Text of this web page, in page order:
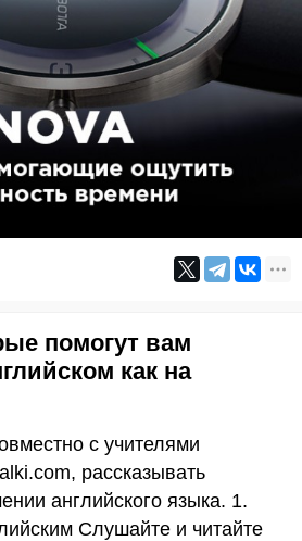
помогут вам
как на
с учителями
рассказывать
английского языка. 1.
Слушайте и читайте